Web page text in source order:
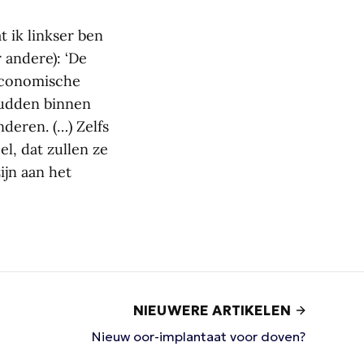
ik linkser ben
‘De
binnen
(…) Zelfs
dat zullen ze
aan het
NIEUWERE ARTIKELEN
Nieuw oor-implantaat voor doven?